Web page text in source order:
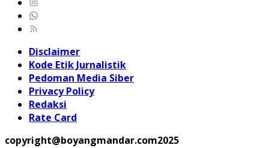
Disclaimer
Kode Etik Jurnalistik
Pedoman Media Siber
Privacy Policy
Redaksi
Rate Card
copyright@boyangmandar.com2025